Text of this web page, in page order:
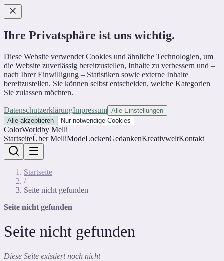
Ihre Privatsphäre ist uns wichtig.
Diese Website verwendet Cookies und ähnliche Technologien, um
die Website zuverlässig bereitzustellen, Inhalte zu verbessern und –
nach Ihrer Einwilligung – Statistiken sowie externe Inhalte
bereitzustellen. Sie können selbst entscheiden, welche Kategorien
Sie zulassen möchten.
DatenschutzerklärungImpressum Alle Einstellungen
Alle akzeptieren
Nur notwendige Cookies
ColorWorldby Melli
StartseiteÜber MelliModeLockenGedankenKreativweltKontakt
Startseite
/
Seite nicht gefunden
Seite nicht gefunden
Seite nicht gefunden
Diese Seite existiert noch nicht